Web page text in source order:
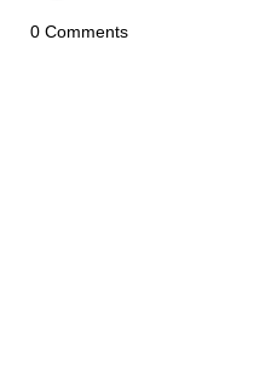
0 Comments